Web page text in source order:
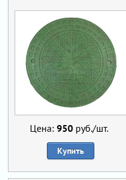
Цена: 950 руб./шт.
Купить